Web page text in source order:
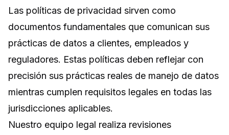
Las políticas de privacidad sirven como
documentos fundamentales que comunican sus
prácticas de datos a clientes, empleados y
reguladores. Estas políticas deben reflejar con
precisión sus prácticas reales de manejo de datos
mientras cumplen requisitos legales en todas las
jurisdicciones aplicables.
Nuestro equipo legal realiza revisiones